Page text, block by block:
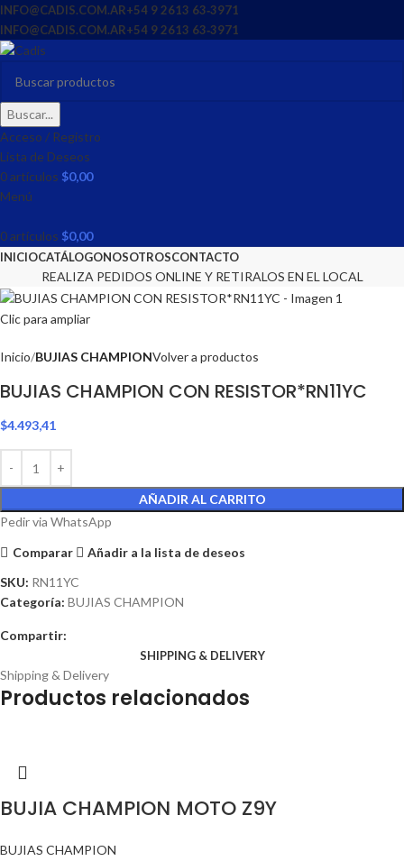
INFO@CADIS.COM.AR‪+54 9 2613 63‑3971‬
INFO@CADIS.COM.AR‪+54 9 2613 63‑3971‬
Buscar...
Acceso / Registro
Lista de Deseos
0artículos $0,00
Menú
0artículos $0,00
INICIOCATÁLOGONOSOTROSCONTACTO
REALIZA PEDIDOS ONLINE Y RETIRALOS EN EL LOCAL
Clic para ampliar
Inicio BUJIAS CHAMPIONVolver a productos
BUJIAS CHAMPION CON RESISTOR*RN11YC
$4.493,41
AÑADIR AL CARRITO
Pedir via WhatsApp
Comparar
Añadir a la lista de deseos
SKU: RN11YC
Categoría: BUJIAS CHAMPION
Compartir:
SHIPPING & DELIVERY
Shipping & Delivery
Productos relacionados
BUJIA CHAMPION MOTO Z9Y
BUJIAS CHAMPION